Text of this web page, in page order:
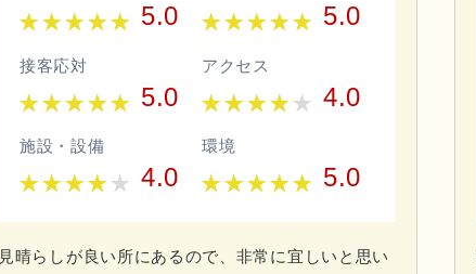
5.0 5.0
接客応対
5.0
アクセス
4.0
施設・設備
4.0
環境
5.0
見晴らしが良い所にあるので、非常に宜しいと思い